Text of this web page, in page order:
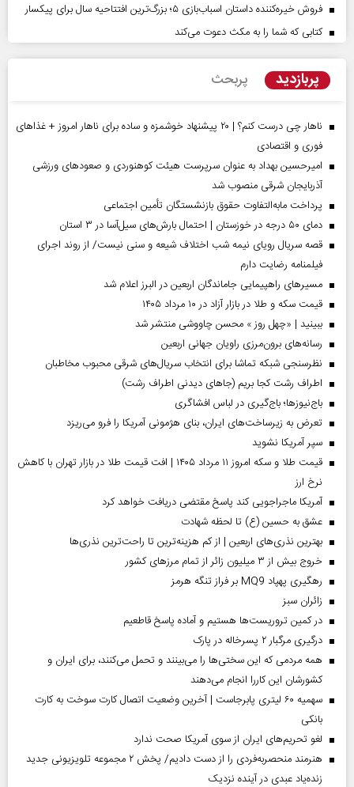
فروش خیره‌کننده داستان اسباب‌بازی ۵؛ بزرگ‌ترین افتتاحیه سال برای پیکسار
کتابی که شما را به مکث دعوت می‌کند
پربازدید پربحث
ناهار چی درست کنم؟ | ۲۰ پیشنهاد خوشمزه و ساده برای ناهار امروز + غذاهای
فوری و اقتصادی
امیرحسین بهداد به عنوان سرپرست هیئت کوهنوردی و صعودهای ورزشی
آذربایجان شرقی منصوب شد
پرداخت مابه‌التفاوت حقوق بازنشستگان تأمین اجتماعی
دمای ۵۰ درجه در خوزستان | احتمال بارش‌های سیل‌آسا در ۳ استان
قصه سریال رویای نیمه شب اختلاف شیعه و سنی نیست/ از روند اجرای
فیلمنامه رضایت دارم
مسیر‌های راهپیمایی جاماندگان اربعین در البرز اعلام شد
قیمت سکه و طلا در بازار آزاد در ۱۰ مرداد ۱۴۰۵
ببینید | «چهل روز » محسن چاووشی منتشر شد
رسانه‌های برون‌مرزی راویان جهانی اربعین
نظرسنجی شبکه تماشا برای انتخاب سریال‌های شرقی محبوب مخاطبان
اطراف رشت کجا بریم (جاهای دیدنی اطراف رشت)
باج‌نیوزها؛ باج‌گیری در لباس افشاگری
تعرض به زیرساخت‌های ایران، بنای هژمونی آمریکا را فرو می‌ریزد
سپر آمریکا نشوید
قیمت طلا و سکه امروز ۱۱ مرداد ۱۴۰۵ | افت قیمت طلا در بازار تهران با کاهش
نرخ ارز
آمریکا ماجراجویی کند پاسخ مقتضی دریافت خواهد کرد
عشق به حسین (ع) تا لحظه شهادت
بهترین نذری‌های اربعین | از کم هزینه‌ترین تا راحت‌ترین نذری‌ها
خروج بیش از ۳ میلیون زائر از تمام مرز‌های کشور
رهگیری پهپاد MQ9 بر فراز تنگه هرمز
‌زائران سبز
در کمین تروریست‌ها هستیم و آماده پاسخ قاطعیم
درگیری مرگبار ۲ پسرخاله در پارک
همه مردمی که این سختی‌ها را می‌بینند و تحمل می‌کنند، برای ایران و
کشورشان این کاررا انجام می‌دهند
سهمیه ۶۰ لیتری پابرجاست | آخرین وضعیت اتصال کارت سوخت به کارت
بانکی
لغو تحریم‌های ایران از سوی آمریکا صحت ندارد
هنرمند منحصر‌به‌فردی را از دست دادیم/ پخش ۲ مجموعه تلویزیونی جدید
زنده‌یاد عبدی در آینده نزدیک